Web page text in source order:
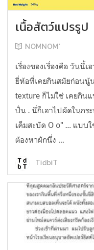
เนื้อสัตว์แปรรูป
NOMNOM*
เรื่องของเรื่องคือ วันนี้
ยี่ห้อที่เคยกินสมัยก่อนนู้
texture ก็ไม่ใช่ เคยกิน
ปั่น . นี่ก็เอาไปผัดในกร
เค็มสะบัด O o" ... แบบ
ต้องหาผักนึ่ง ...
TidbiT